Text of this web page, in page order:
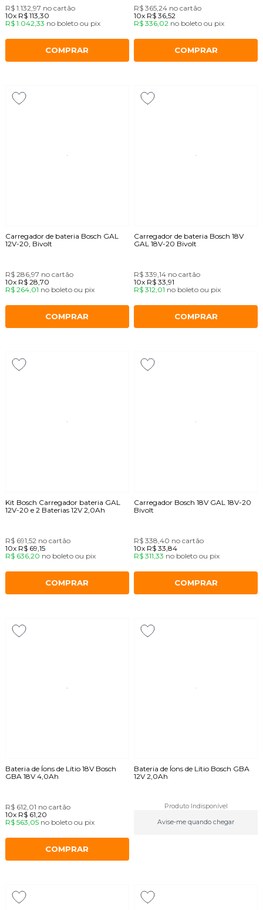
R$ 1.132,97 no cartão
10x R$ 113,30
R$ 1.042,33 no boletoou pix
COMPRAR
R$ 365,24 no cartão
10x R$ 36,52
R$ 336,02 no boleto ou pix
COMPRAR
Carregador de bateria Bosch GAL
12V-20, Bivolt
R$ 286,97 no cartão
10x R$ 28,70
R$ 264,01 no boletoou pix
COMPRAR
Carregador de bateria Bosch 18V
GAL 18V-20 Bivolt
R$ 339,14 no cartão
10x R$ 33,91
R$ 312,01 no boleto ou pix
COMPRAR
Kit Bosch Carregador bateria GAL
12V-20 e 2 Baterias 12V 2,0Ah
R$ 691,52 no cartão
10x R$ 69,15
R$ 636,20 no boletoou pix
COMPRAR
Carregador Bosch 18V GAL 18V-20
Bivolt
R$ 338,40 no cartão
10x R$ 33,84
R$ 311,33 no boleto ou pix
COMPRAR
Bateria de Íons de Lítio 18V Bosch
GBA 18V 4,0Ah
R$ 612,01 no cartão
10x R$ 61,20
R$ 563,05 no boletoou pix
COMPRAR
Bateria de Íons de Lítio Bosch GBA
12V 2,0Ah
Produto Indisponível
Avise-me quando chegar